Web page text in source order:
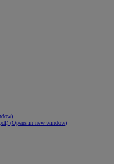
(Opens in new window)